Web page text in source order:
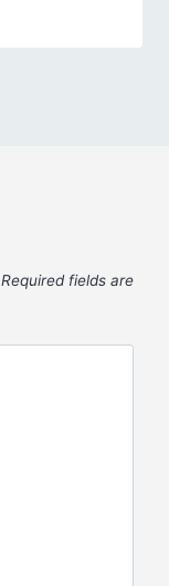
Required fields are